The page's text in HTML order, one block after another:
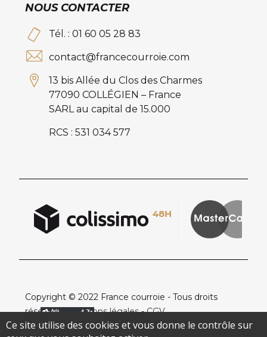
NOUS CONTACTER
Tél. : 01 60 05 28 83
contact@francecourroie.com
13 bis Allée du Clos des Charmes
77090 COLLÉGIEN – France
SARL au capital de 15.000
RCS : 531 034 577
Copyright © 2022 France courroie - Tous droits
réservés -
Mentions légales-CGV
Ce site utilise des cookies et vous donne le contrôle sur